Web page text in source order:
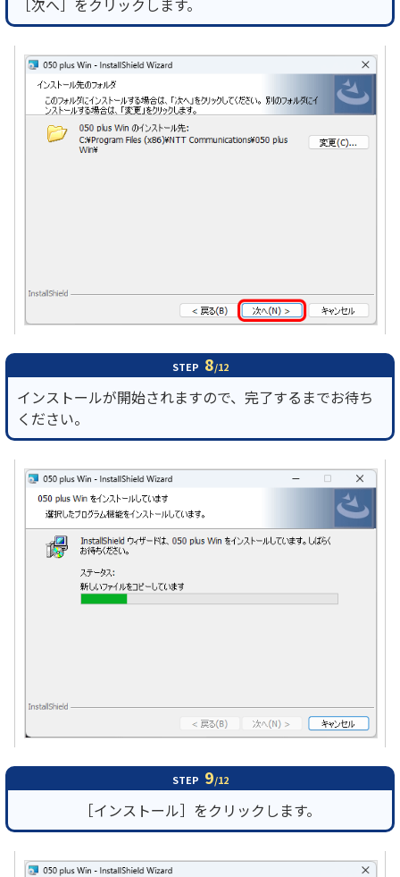
［次へ］をクリックします。
STEP 8/12
インストールが開始されますので、完了するまでお待ち
ください。
STEP 9/12
［インストール］をクリックします。